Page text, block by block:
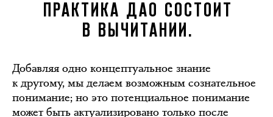
ПРАКТИКА ДАО СОСТОИТ
В ВЫЧИТАНИИ.
Добавляя одно концептуальное знание
к другому, мы делаем возможным сознательное
понимание; но это потенциальное понимание
может быть актуализировано только после